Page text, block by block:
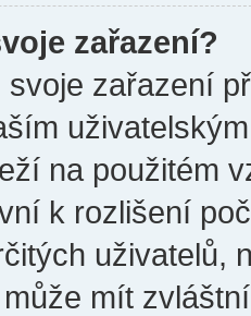
zařazení?
zařazení
na použitém
k rozlišení
uživatelů,
mít